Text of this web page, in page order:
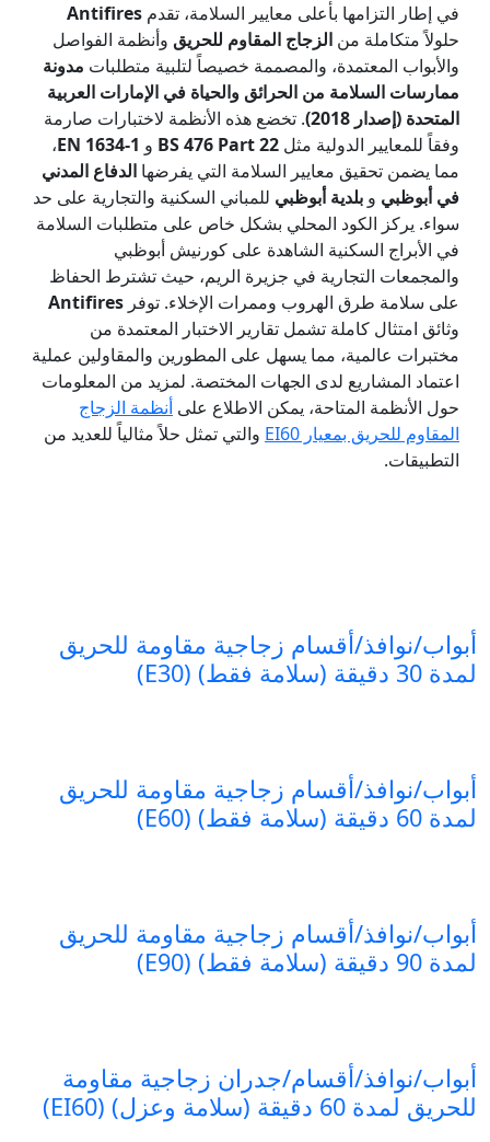
في إطار التزامها بأعلى معايير السلامة، تقدم Antifires
حلولاً متكاملة من الزجاج المقاوم للحريق وأنظمة الفواصل
والأبواب المعتمدة، والمصممة خصيصاً لتلبية متطلبات مدونة
ممارسات السلامة من الحرائق والحياة في الإمارات العربية
المتحدة (إصدار 2018)
. تخضع هذه الأنظمة لاختبارات صارمة
وفقاً للمعايير الدولية مثل BS 476 Part 22 و EN 1634-1،
مما يضمن تحقيق معايير السلامة التي يفرضها الدفاع المدني
في أبوظبي و بلدية أبوظبي للمباني السكنية والتجارية على حد
سواء. يركز الكود المحلي بشكل خاص على متطلبات السلامة
في الأبراج السكنية الشاهدة على كورنيش أبوظبي
والمجمعات التجارية في جزيرة الريم، حيث تشترط الحفاظ
على سلامة طرق الهروب وممرات الإخلاء. توفر Antifires
وثائق امتثال كاملة تشمل تقارير الاختبار المعتمدة من
مختبرات عالمية، مما يسهل على المطورين والمقاولين عملية
اعتماد المشاريع لدى الجهات المختصة. لمزيد من المعلومات
حول الأنظمة المتاحة، يمكن الاطلاع على أنظمة الزجاج
المقاوم للحريق بمعيار EI60
والتي تمثل حلاً مثالياً للعديد من
التطبيقات.
أبواب/نوافذ/أقسام زجاجية مقاومة للحريق
لمدة 30 دقيقة (سلامة فقط) (E30)
أبواب/نوافذ/أقسام زجاجية مقاومة للحريق
لمدة 60 دقيقة (سلامة فقط) (E60)
أبواب/نوافذ/أقسام زجاجية مقاومة للحريق
لمدة 90 دقيقة (سلامة فقط) (E90)
أبواب/نوافذ/أقسام/جدران زجاجية مقاومة
للحريق لمدة 60 دقيقة (سلامة وعزل) (EI60)